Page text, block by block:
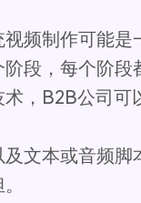
视频制作可能
段，每个阶段
，B2B公司
文本或音频脚